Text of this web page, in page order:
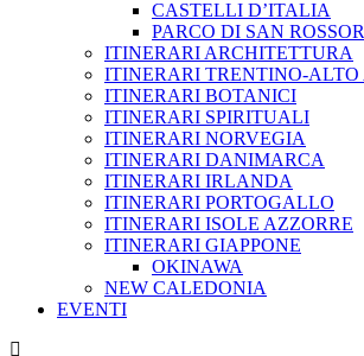
CASTELLI D’ITALIA
PARCO DI SAN
ITINERARI ARCHITETTURA
ITINERARI TRENTINO-ALTO
ITINERARI BOTANICI
ITINERARI SPIRITUALI
ITINERARI NORVEGIA
ITINERARI DANIMARCA
ITINERARI IRLANDA
ITINERARI PORTOGALLO
ITINERARI ISOLE AZZORRE
ITINERARI GIAPPONE
OKINAWA
NEW CALEDONIA
EVENTI